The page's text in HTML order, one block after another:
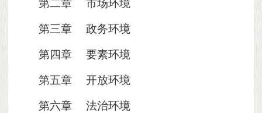
第二章 市场环境
第三章 政务环境
第四章 要素环境
第五章 开放环境
第六章 法治环境